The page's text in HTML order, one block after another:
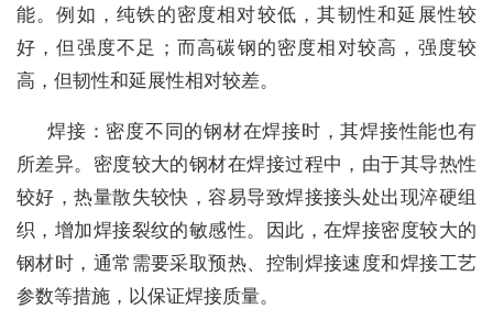
能。例如，纯铁的密度相对较低，其韧性和延展性较
好，但强度不足；而高碳钢的密度相对较高，强度较
高，但韧性和延展性相对较差。
焊接：密度不同的钢材在焊接时，其焊接性能也有
所差异。密度较大的钢材在焊接过程中，由于其导热性
较好，热量散失较快，容易导致焊接接头处出现淬硬组
织，增加焊接裂纹的敏感性。因此，在焊接密度较大的
钢材时，通常需要采取预热、控制焊接速度和焊接工艺
参数等措施，以保证焊接质量。